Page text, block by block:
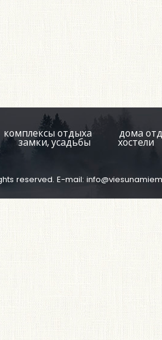
комплексы отдыха дома
замки, усадьбы хостели
reserved. E-mail: